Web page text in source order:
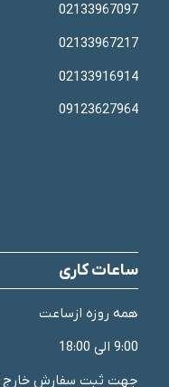
02133967097
02133967217
02133916914
09123627964
ساعات کاری
همه روزه ازساعت
9:00 الی 18:00
جهت ثبت سفارش خارج